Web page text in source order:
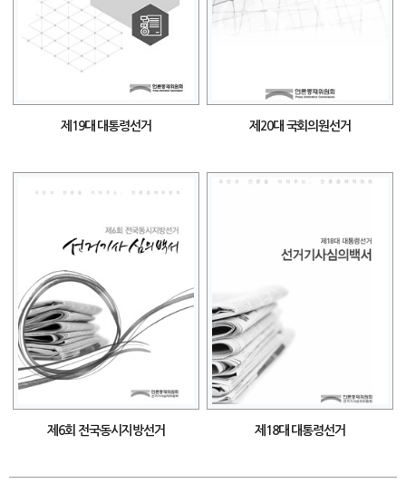
제19대 대통령선거 제20대 국회의원선거
제6회 전국동시지방선거 제18대 대통령선거